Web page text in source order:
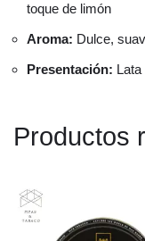
toque de limón
Aroma: Dulce,
Presentación: Lata
Productos